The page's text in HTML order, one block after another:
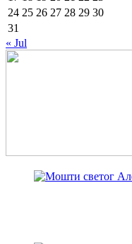
24 25 26 27 28 29 30
31
« Jul